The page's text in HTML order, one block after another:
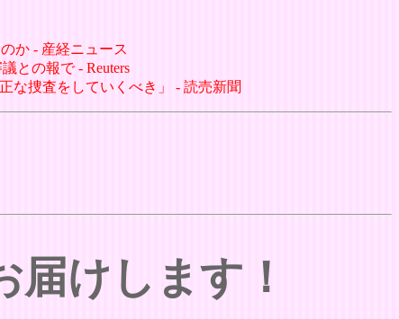
か - 産経ニュース
との報で - Reuters
な捜査をしていくべき」 - 読売新聞
けします！